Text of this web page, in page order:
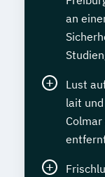
an
Lust
lait